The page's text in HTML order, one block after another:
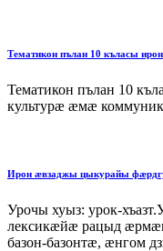
Тематикон пълан 10 къласы
Тематикон пълан 10
культурæ æмæ
Ирон æвзаджы цыкурайы
Урочы хуыз: урок-
лексикæйæ рацыд
базон-базонтæ, æнгом